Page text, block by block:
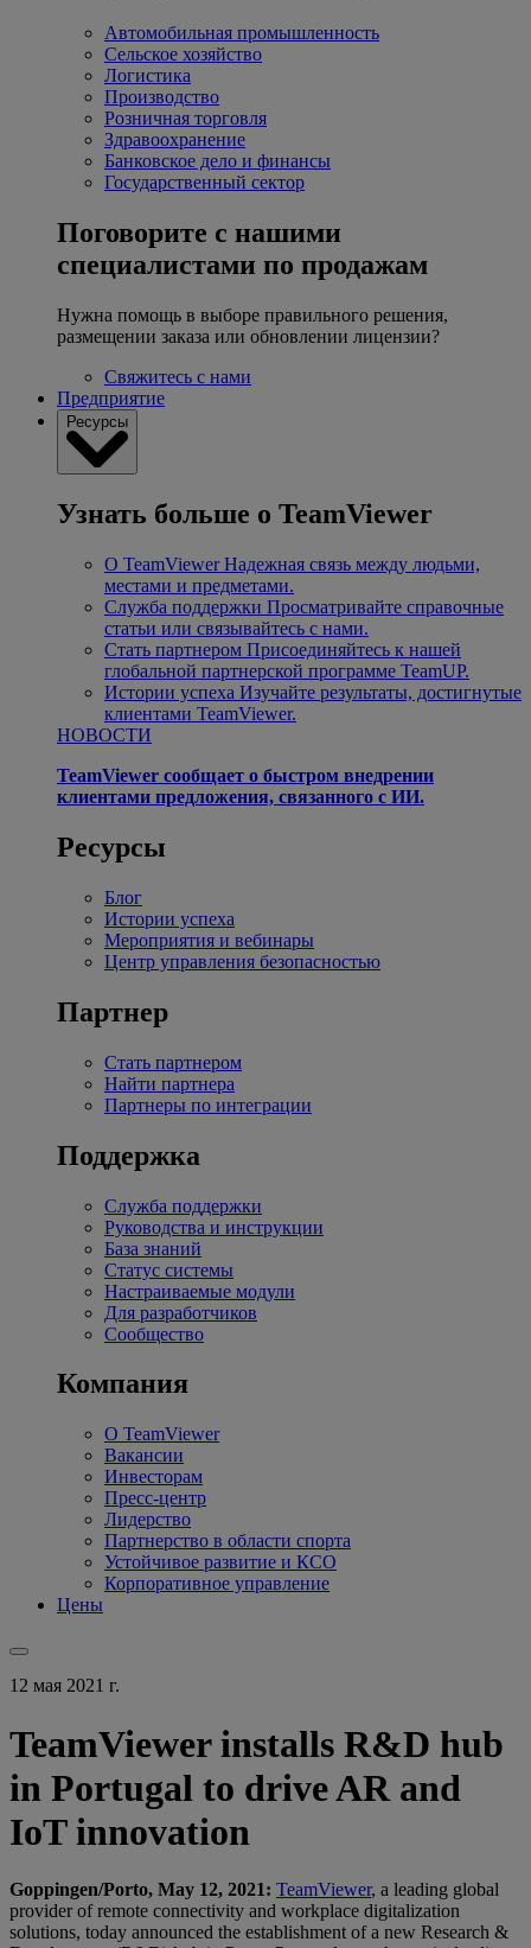
Автомобильная промышленность
Сельское хозяйство
Логистика
Производство
Розничная торговля
Здравоохранение
Банковское дело и финансы
Государственный сектор
Поговорите с нашими
специалистами по продажам
Нужна помощь в выборе правильного решения,
размещении заказа или обновлении лицензии?
Свяжитесь с нами
Предприятие
Ресурсы
Узнать больше о TeamViewer
О TeamViewer Надежная связь между людьми,
местами и предметами.
Служба поддержки Просматривайте справочные
статьи или связывайтесь с нами.
Стать партнером Присоединяйтесь к нашей
глобальной партнерской программе TeamUP.
Истории успеха Изучайте результаты, достигнутые
клиентами TeamViewer.
НОВОСТИ
TeamViewer сообщает о быстром внедрении
клиентами предложения, связанного с ИИ.
Ресурсы
Блог
Истории успеха
Мероприятия и вебинары
Центр управления безопасностью
Партнер
Стать партнером
Найти партнера
Партнеры по интеграции
Поддержка
Служба поддержки
Руководства и инструкции
База знаний
Статус системы
Настраиваемые модули
Для разработчиков
Сообщество
Компания
О TeamViewer
Вакансии
Инвесторам
Пресс-центр
Лидерство
Партнерство в области спорта
Устойчивое развитие и КСО
Корпоративное управление
Цены
12 мая 2021 г.
TeamViewer installs R&D hub
in Portugal to drive AR and
IoT innovation
Goppingen/Porto, May 12, 2021: TeamViewer, a leading global
provider of remote connectivity and workplace digitalization
solutions, today announced the establishment of a new Research &